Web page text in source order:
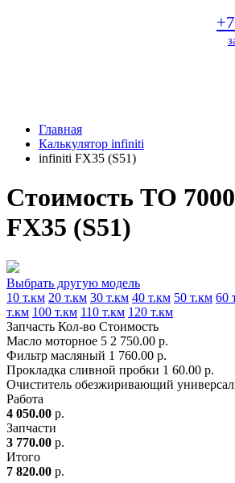
Главная
Калькулятор infiniti
infiniti FX35 (S51)
Стоимость ТО
FX35 (S51)
Выбрать другую модель
10 т.км 20 т.км 30 т.км 40 т.км 50 т.км 60
т.км 100 т.км 110 т.км 120 т.км
Запчасть Кол-во Стоимость
Масло моторное 5 2 750.00 р.
Фильтр масляный 1 760.00 р.
Прокладка сливной пробки 1 60.00 р.
Очиститель обезжиривающий
Работа
4 050.00 р.
Запчасти
3 770.00 р.
Итого
7 820.00 р.